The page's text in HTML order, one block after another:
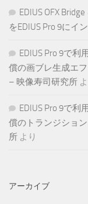
EDIUS OFX
をEDIUS Pro 9にイ
EDIUS Pro 9で利
償の画ブレ生成エフ
– 映像寿司研究所
EDIUS Pro 9で利
償のトランジション
所 より
アーカイブ